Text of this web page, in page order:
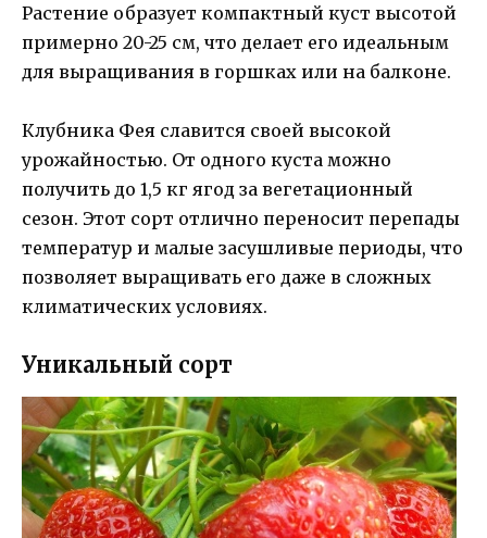
Растение образует компактный куст высотой
примерно 20-25 см, что делает его идеальным
для выращивания в горшках или на балконе.
Клубника Фея славится своей высокой
урожайностью. От одного куста можно
получить до 1,5 кг ягод за вегетационный
сезон. Этот сорт отлично переносит перепады
температур и малые засушливые периоды, что
позволяет выращивать его даже в сложных
климатических условиях.
Уникальный сорт